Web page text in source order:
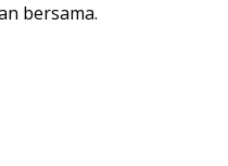
bersama.